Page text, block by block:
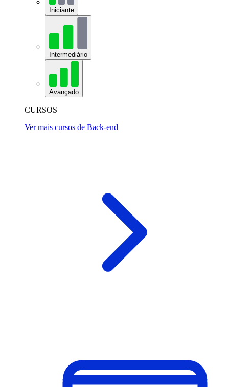
Iniciante
Intermediário
Avançado
CURSOS
Ver mais cursos de Back-end